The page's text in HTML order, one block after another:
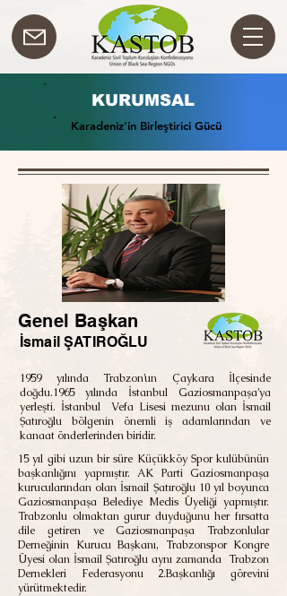
KURUMSAL
Karadeniz'in Birleştirici Gücü
Karadeniz'in Birleştirici Gücü
Genel Başkan
İsmail ŞATIROĞLU
1959 yılında Trabzon’un Çaykara İlçesinde
doğdu.1965 yılında İstanbul Gaziosmanpaşa’ya
yerleşti. İstanbul Vefa Lisesi mezunu olan İsmail
Şatıroğlu bölgenin önemli iş adamlarından ve
kanaat önderlerinden biridir.
15 yıl gibi uzun bir süre Küçükköy Spor kulübünün
başkanlığını yapmıştır. AK Parti Gaziosmanpaşa
kurucularından olan İsmail Şatıroğlu 10 yıl boyunca
Gaziosmanpaşa Belediye Meclis Üyeliği yapmıştır.
Trabzonlu olmaktan gurur duyduğunu her fırsatta
dile getiren ve Gaziosmanpaşa Trabzonlular
Derneğinin Kurucu Başkanı, Trabzonspor Kongre
Üyesi olan İsmail Şatıroğlu aynı zamanda Trabzon
Dernekleri Federasyonu 2.Başkanlığı görevini
yürütmektedir.